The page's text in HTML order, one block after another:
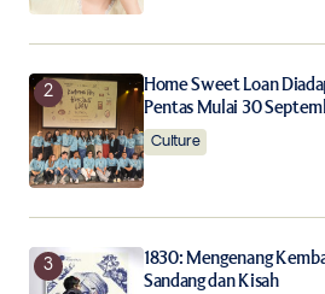
Save my name, email, and
Notify me of follow-up comments
Notify me of new posts by email.
Home Sweet Loan
Pentas Mulai 30
Culture
1830: Mengenang
Sandang dan Kisah